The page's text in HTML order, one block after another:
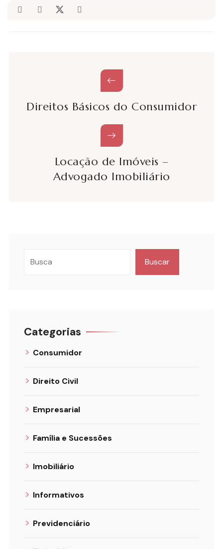
Direitos Básicos do Consumidor
Locação de Imóveis –
Advogado Imobiliário
Buscar
Categorias
Consumidor
Direito Civil
Empresarial
Família e Sucessões
Imobiliário
Informativos
Previdenciário